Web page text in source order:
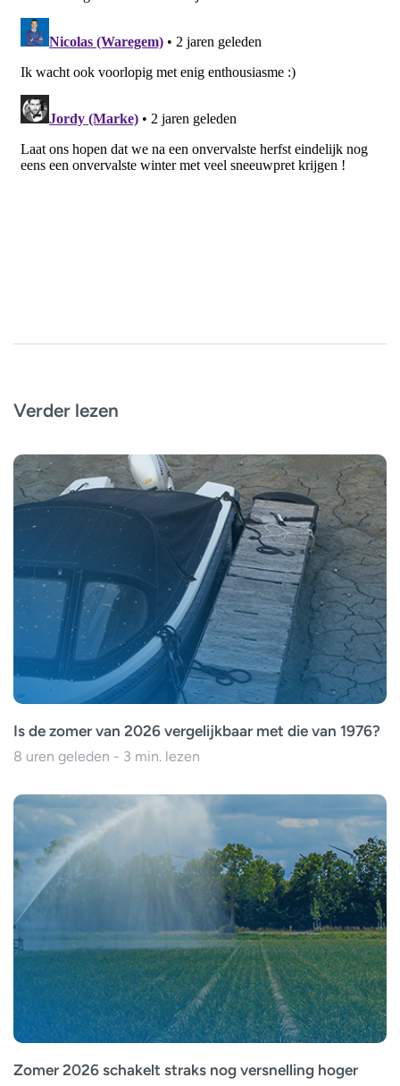
Verder lezen
Is de zomer van 2026 vergelijkbaar met die van 1976?
8 uren geleden - 3 min. lezen
Zomer 2026 schakelt straks nog versnelling hoger